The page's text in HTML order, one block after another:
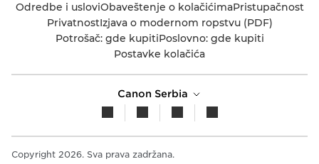
Odredbe i usloviObaveštenje o kolačićimaPristupačnost
PrivatnostIzjava o modernom ropstvu (PDF)
Potrošač: gde kupitiPoslovno: gde kupiti
Postavke kolačića
Canon Serbia
Copyright 2026. Sva prava zadržana.